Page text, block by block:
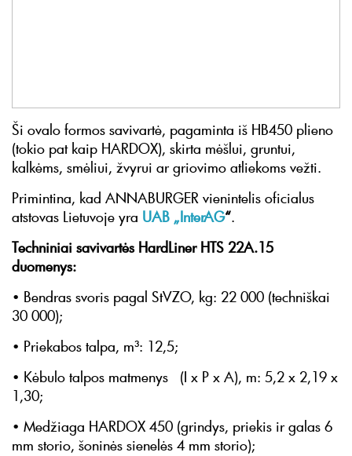
Ši ovalo formos savivartė, pagaminta iš HB450 plieno
(tokio pat kaip HARDOX), skirta mėšlui, gruntui,
kalkėms, smėliui, žvyrui ar griovimo atliekoms vežti.
Primintina, kad ANNABURGER vienintelis oficialus
atstovas Lietuvoje yra UAB „InterAG“.
Techniniai savivartės HardLiner HTS 22A.15
duomenys:
• Bendras svoris pagal StVZO, kg: 22 000 (techniškai
30 000);
• Priekabos talpa, m³: 12,5;
• Kėbulo talpos matmenys (I x P x A), m: 5,2 x 2,19 x
1,30;
• Medžiaga HARDOX 450 (grindys, priekis ir galas 6
mm storio, šoninės sienelės 4 mm storio);